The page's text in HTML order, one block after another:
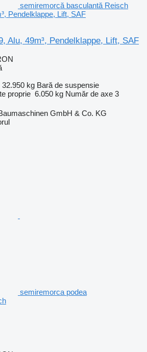
semiremorcă basculantă Reisch
Pendelklappe, Lift, SAF
Alu, 49m³, Pendelklappe, Lift, SAF
32.950 kg Bară de suspensie
proprie 6.050 kg Număr de axe 3
GmbH & Co. KG
semiremorca podea